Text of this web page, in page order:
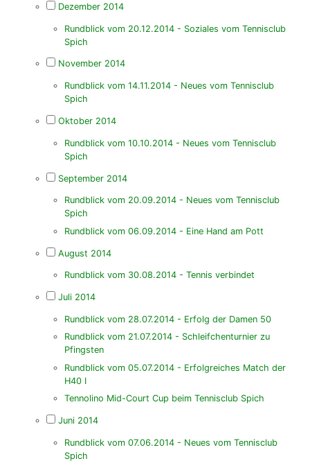
Dezember 2014
Rundblick vom 20.12.2014 - Soziales vom Tennisclub
Spich
November 2014
Rundblick vom 14.11.2014 - Neues vom Tennisclub
Spich
Oktober 2014
Rundblick vom 10.10.2014 - Neues vom Tennisclub
Spich
September 2014
Rundblick vom 20.09.2014 - Neues vom Tennisclub
Spich
Rundblick vom 06.09.2014 - Eine Hand am Pott
August 2014
Rundblick vom 30.08.2014 - Tennis verbindet
Juli 2014
Rundblick vom 28.07.2014 - Erfolg der Damen 50
Rundblick vom 21.07.2014 - Schleifchenturnier zu
Pfingsten
Rundblick vom 05.07.2014 - Erfolgreiches Match der
H40 I
Tennolino Mid-Court Cup beim Tennisclub Spich
Juni 2014
Rundblick vom 07.06.2014 - Neues vom Tennisclub
Spich